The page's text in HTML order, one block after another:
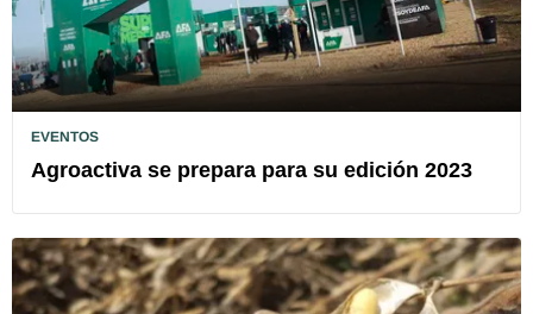
EVENTOS
Agroactiva se prepara para su edición 2023